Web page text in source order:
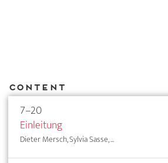
Content
7–20
Einleitung
Dieter Mersch, Sylvia Sasse, ...